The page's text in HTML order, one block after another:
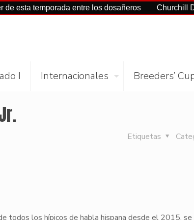
temporada entre los dosañeros Churchill
I Internacionales Breeders’
Etiquetas
todos los hípicos de habla hispana desde el 2015, se